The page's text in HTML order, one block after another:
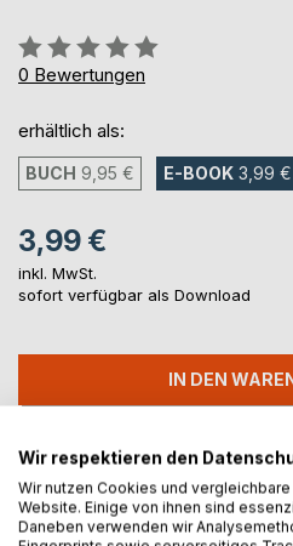
Bewertung::
0%
0 Bewertungen
erhältlich als:
BUCH 9,95 € E-BOOK 3,99 €
3,99 €
inkl. MwSt.
sofort verfügbar als Download
IN DEN
Auf die Merkliste
Titel bewerten
Wir respektieren den
Wir nutzen Cookies und
Website. Einige von ihnen sind
Daneben verwenden wir